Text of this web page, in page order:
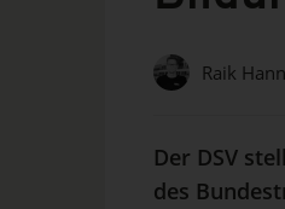
Raik
Der DSV
des